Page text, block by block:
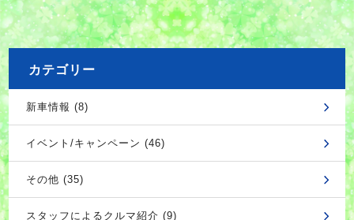
カテゴリー
新車情報 (8)
イベント/キャンペーン (46)
その他 (35)
スタッフによるクルマ紹介 (9)